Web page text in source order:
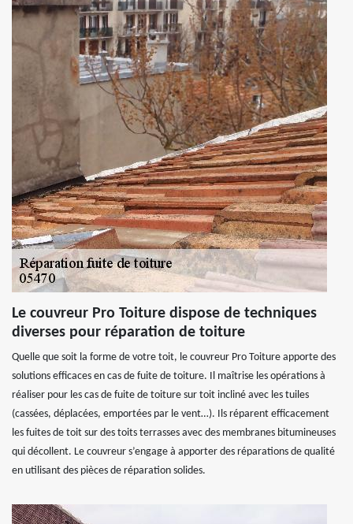
Le couvreur Pro Toiture dispose de techniques
diverses pour réparation de toiture
Quelle que soit la forme de votre toit, le couvreur Pro Toiture apporte des
solutions efficaces en cas de fuite de toiture. Il maîtrise les opérations à
réaliser pour les cas de fuite de toiture sur toit incliné avec les tuiles
(cassées, déplacées, emportées par le vent…). Ils réparent efficacement
les fuites de toit sur des toits terrasses avec des membranes bitumineuses
qui décollent. Le couvreur s’engage à apporter des réparations de qualité
en utilisant des pièces de réparation solides.